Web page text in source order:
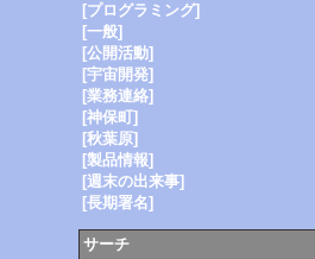
[プログラミング]
[一般]
[公開活動]
[宇宙開発]
[業務連絡]
[神保町]
[秋葉原]
[製品情報]
[週末の出来事]
[長期署名]
サーチ